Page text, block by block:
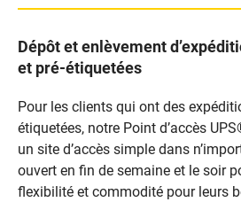
Dépôt et enlèvement
et pré-étiquetées
Pour les clients qui ont des
étiquetées, notre Point d’accès
un site d’accès simple dans
ouvert en fin de semaine et le soir
flexibilité et commodité pour leurs